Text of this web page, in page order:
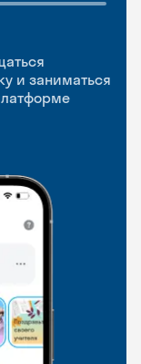
и заниматься
слова где
практики